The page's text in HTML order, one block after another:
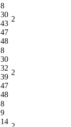
8
30
43
47
48
2
8
30
32
39
47
48
2
8
9
14